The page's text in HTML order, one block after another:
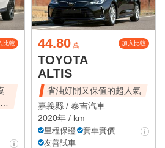
比較 44.80 萬 加入比較
TOYOTA
ALTIS
省油好開又保值的超人氣
嘉義縣 / 泰吉汽車
2020年 / km
里程保證
實車實價
友善試車